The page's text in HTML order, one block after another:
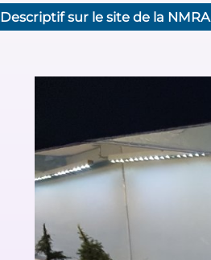
Descriptif sur le site de la NMRA